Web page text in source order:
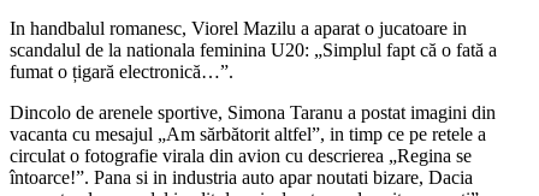
In handbalul romanesc, Viorel Mazilu a aparat o jucatoare in
scandalul de la nationala feminina U20: „Simplul fapt că o fată a
fumat o țigară electronică…”.
Dincolo de arenele sportive, Simona Taranu a postat imagini din
vacanta cu mesajul „Am sărbătorit altfel”, in timp ce pe retele a
circulat o fotografie virala din avion cu descrierea „Regina se
întoarce!”. Pana si in industria auto apar noutati bizare, Dacia